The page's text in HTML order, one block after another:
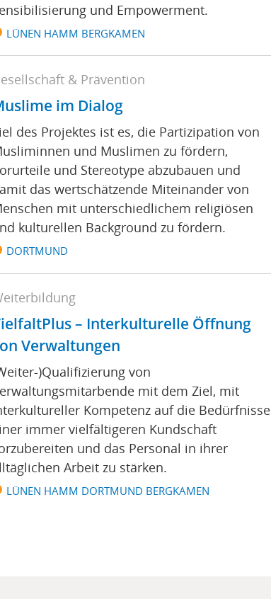
und Empowerment.
LÜNEN HAMM BERGKAMEN
& Prävention
im Dialog
des Projektes ist es, die Partizipation von
und Muslimen zu fördern,
und Stereotype abzubauen und
das wertschätzende Miteinander von
mit unterschiedlichem religiösen
kulturellen Background zu fördern.
DORTMUND
– Interkulturelle Öffnung
Verwaltungen
)Qualifizierung von
mit dem Ziel, mit
Kompetenz auf die Bedürfnisse
immer vielfältigeren Kundschaft
und das Personal in ihrer
Arbeit zu stärken.
LÜNEN HAMM DORTMUND BERGKAMEN